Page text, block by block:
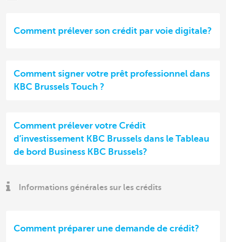
Comment prélever son crédit par voie digitale?
Comment signer votre prêt professionnel dans
KBC Brussels Touch ?
Comment prélever votre Crédit
d’investissement KBC Brussels dans le Tableau
de bord Business KBC Brussels?
Informations générales sur les crédits
Comment préparer une demande de crédit?